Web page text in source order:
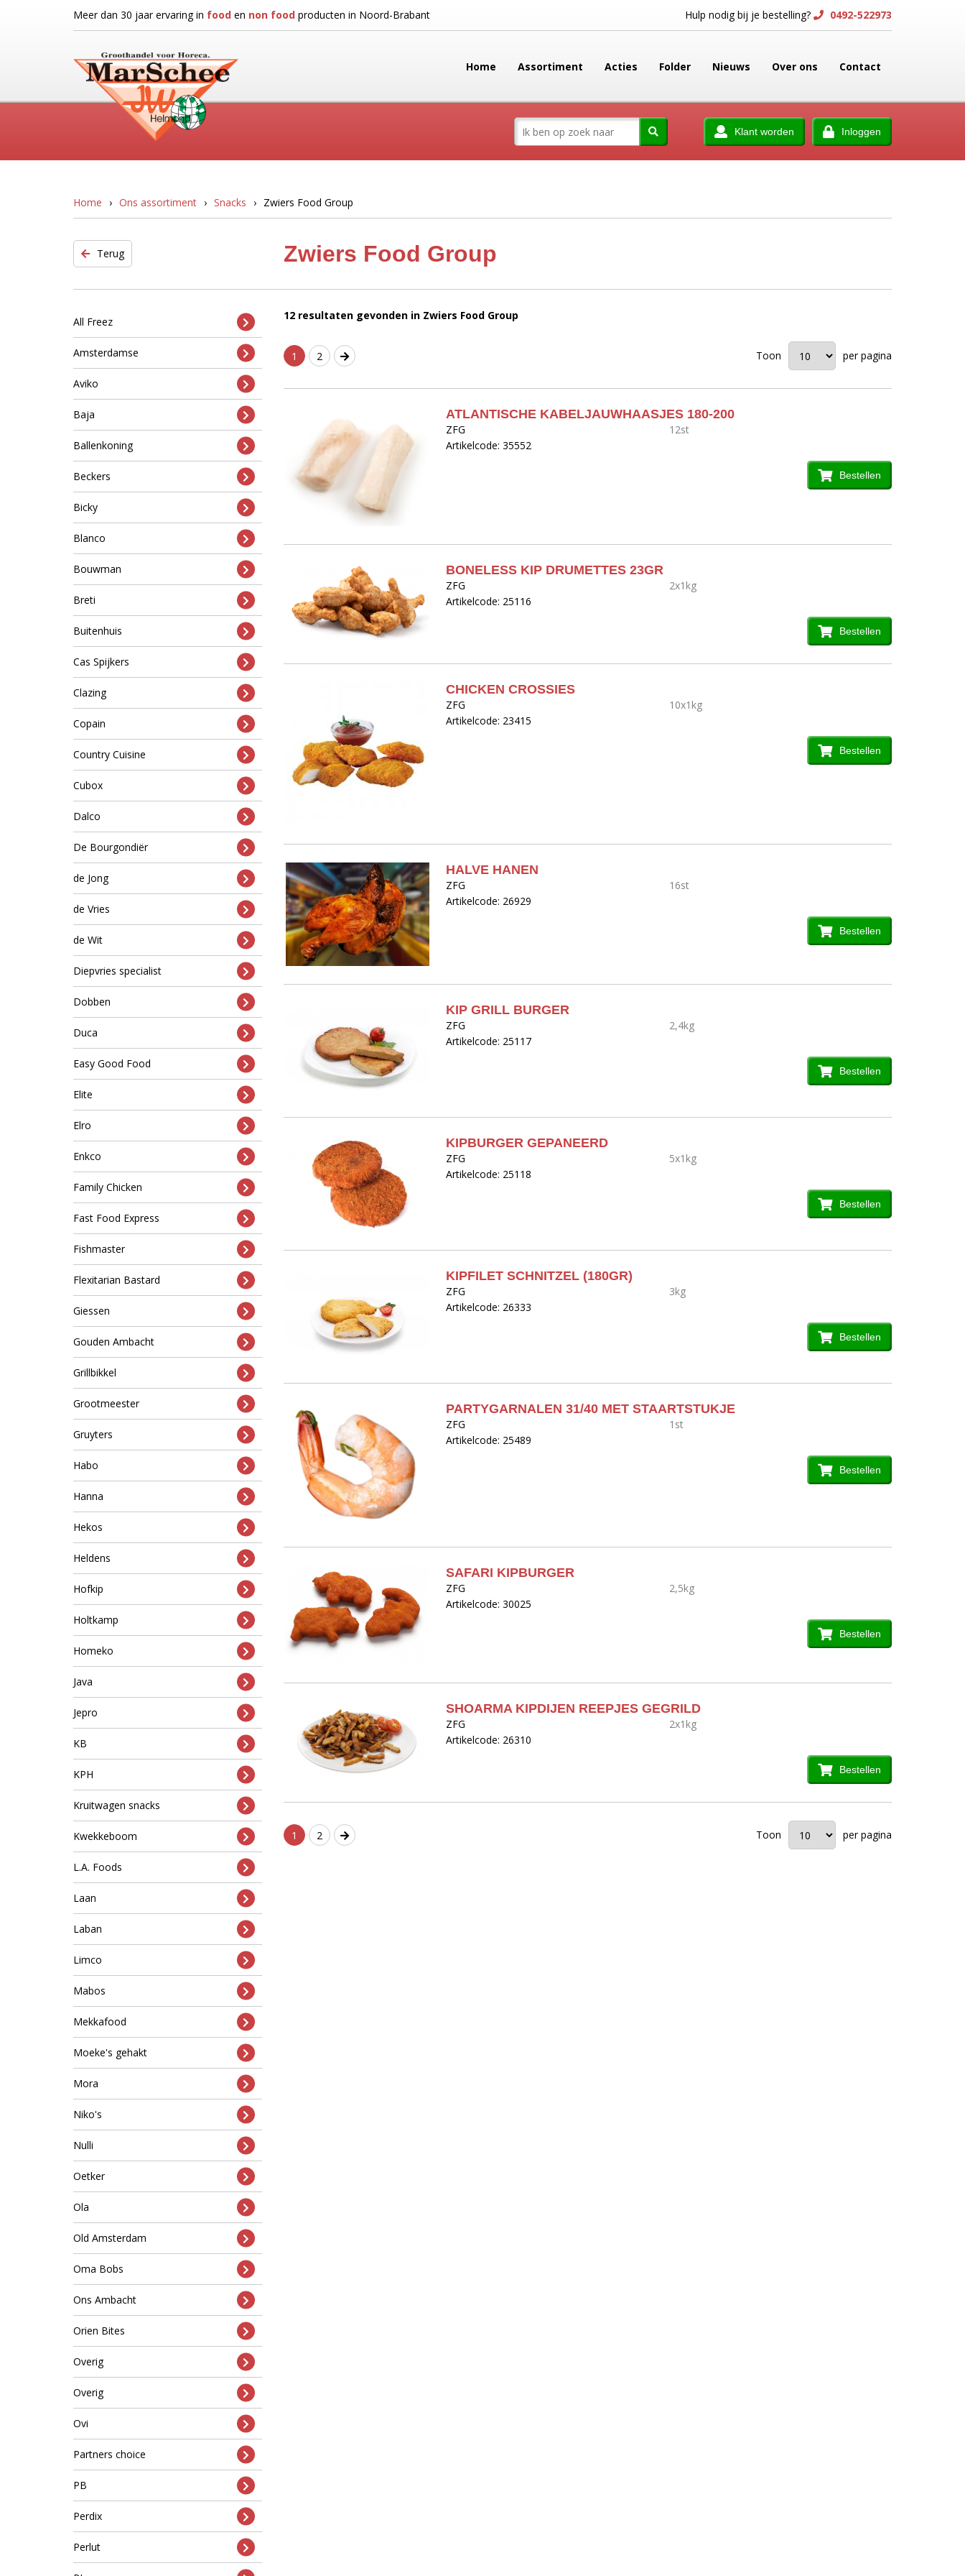
Meer dan 30 jaar ervaring in food en non food producten in Noord-Brabant Hulp nodig bij je bestelling? 0492-522973
Home Assortiment Acties Folder Nieuws Over ons Contact
Klant worden Inloggen
Home Ons assortiment Snacks Zwiers Food Group
Terug Zwiers Food Group
All Freez
Amsterdamse
Aviko
Baja
Ballenkoning
Beckers
Bicky
Blanco
Bouwman
Breti
Buitenhuis
Cas Spijkers
Clazing
Copain
Country Cuisine
Cubox
Dalco
De Bourgondiër
de Jong
de Vries
de Wit
Diepvries specialist
Dobben
Duca
Easy Good Food
Elite
Elro
Enkco
Family Chicken
Fast Food Express
Fishmaster
Flexitarian Bastard
Giessen
Gouden Ambacht
Grillbikkel
Grootmeester
Gruyters
Habo
Hanna
Hekos
Heldens
Hofkip
Holtkamp
Homeko
Java
Jepro
KB
KPH
Kruitwagen snacks
Kwekkeboom
L.A. Foods
Laan
Laban
Limco
Mabos
Mekkafood
Moeke's gehakt
Mora
Niko's
Nulli
Oetker
Ola
Old Amsterdam
Oma Bobs
Ons Ambacht
Orien Bites
Overig
Overig
Ovi
Partners choice
PB
Perdix
Perlut
12 resultaten gevonden in Zwiers Food Group
1 2 Toon per pagina
ATLANTISCHE KABELJAUWHAASJES 180-200
ZFG
Artikelcode: 35552
12st
Bestellen
BONELESS KIP DRUMETTES 23GR
ZFG
Artikelcode: 25116
2x1kg
Bestellen
CHICKEN CROSSIES
ZFG
Artikelcode: 23415
10x1kg
Bestellen
HALVE HANEN
ZFG
Artikelcode: 26929
16st
Bestellen
KIP GRILL BURGER
ZFG
Artikelcode: 25117
2,4kg
Bestellen
KIPBURGER GEPANEERD
ZFG
Artikelcode: 25118
5x1kg
Bestellen
KIPFILET SCHNITZEL (180GR)
ZFG
Artikelcode: 26333
3kg
Bestellen
PARTYGARNALEN 31/40 MET STAARTSTUKJE
ZFG
Artikelcode: 25489
1st
Bestellen
SAFARI KIPBURGER
ZFG
Artikelcode: 30025
2,5kg
Bestellen
SHOARMA KIPDIJEN REEPJES GEGRILD
ZFG
Artikelcode: 26310
2x1kg
Bestellen
1 2 Toon per pagina